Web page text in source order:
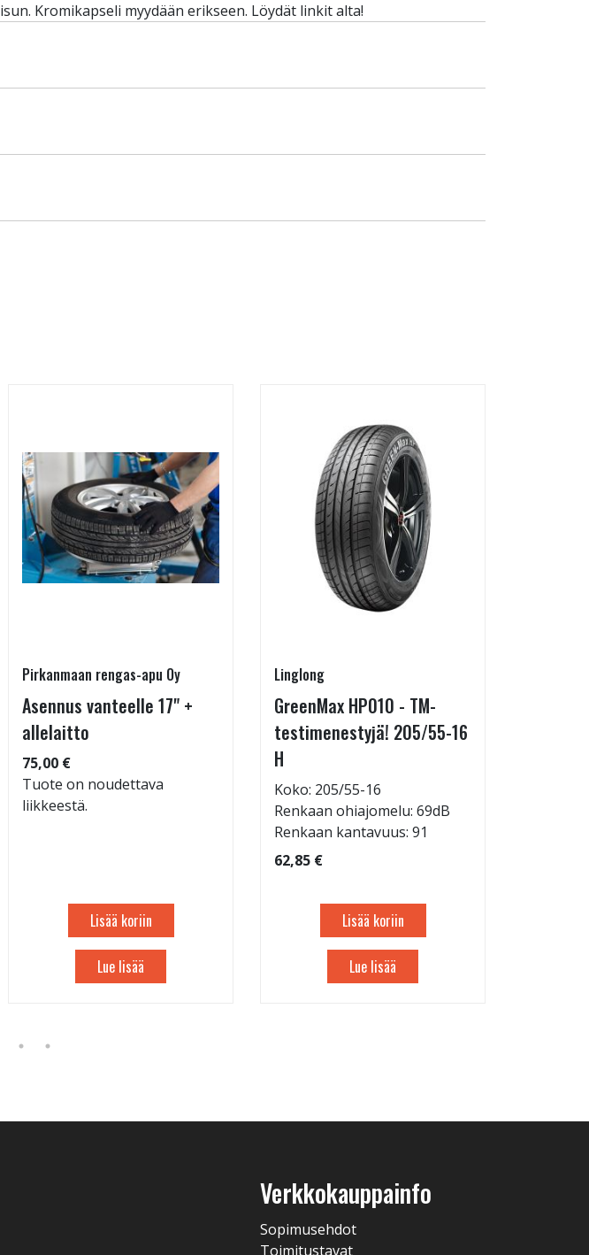
Kromikapseli myydään erikseen. Löydät linkit alta!
Pirkanmaan rengas-apu Oy
Asennus vanteelle 17" +
allelaitto
75,00 €
Tuote on noudettava
liikkeestä.
Lisää koriin
Lue lisää
Linglong
GreenMax HP010 - TM-
testimenestyjä! 205/55-16
H
Koko: 205/55-16
Renkaan ohiajomelu: 69dB
Renkaan kantavuus: 91
62,85 €
Lisää koriin
Lue lisää
Verkkokauppainfo
Sopimusehdot
Toimitustavat